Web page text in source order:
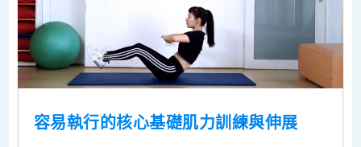
容易執行的核心基礎肌力訓練與伸展